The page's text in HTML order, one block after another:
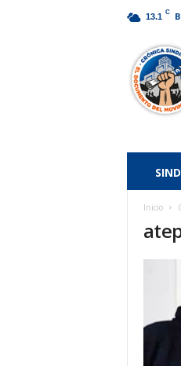
13.1 C
Sindical
Inicio